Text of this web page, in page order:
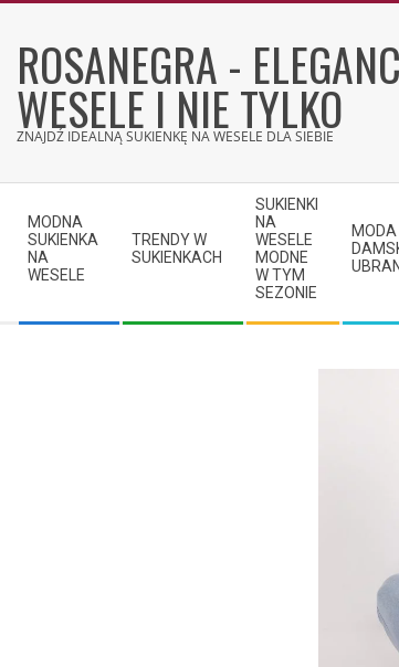
contentROSANEGRA -
WESELE I NIE TYLKO
ZNAJDŹ IDEALNĄ SUKIENKĘ NA WESELE DLA SIEBIE
Navigation
Menu
MODNA
SUKIENKA
NA
WESELE
TRENDY W
SUKIENKACH
SUKIENKI
NA
WESELE
MODNE
W TYM
SEZONIE
MODA